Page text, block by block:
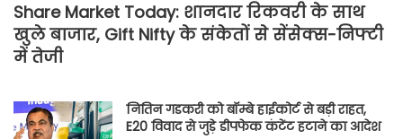
Share Market Today: शानदार रिकवरी के साथ
खुले बाजार, Gift Nifty के संकेतों से सेंसेक्स-निफ्टी
में तेजी
नितिन गडकरी को बॉम्बे हाईकोर्ट से बड़ी राहत,
E20 विवाद से जुड़े डीपफेक कंटेंट हटाने का आदेश